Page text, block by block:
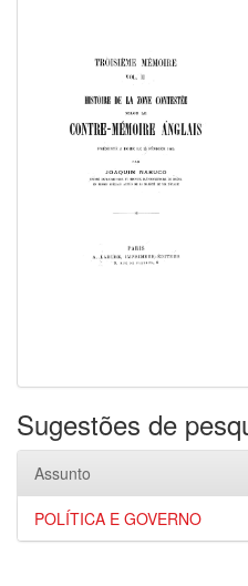
Sugestões de
Assunto
POLÍTICA E GOVERNO